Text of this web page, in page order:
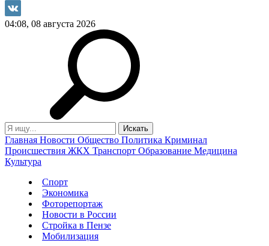
04:08, 08 августа 2026
Главная Новости Общество Политика Криминал
Происшествия ЖКХ Транспорт Образование Медицина
Культура
Спорт
Экономика
Фоторепортаж
Новости в России
Стройка в Пензе
Мобилизация